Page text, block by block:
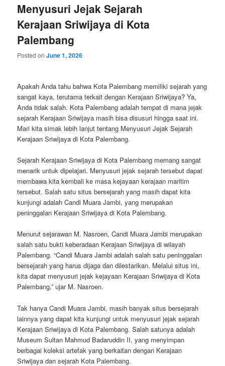
Menyusuri Jejak Sejarah
Kerajaan Sriwijaya di Kota
Palembang
Posted onJune 1, 2026
Apakah Anda tahu bahwa Kota Palembang memiliki sejarah yang
sangat kaya, terutama terkait dengan Kerajaan Sriwijaya? Ya,
Anda tidak salah. Kota Palembang adalah tempat di mana jejak
sejarah Kerajaan Sriwijaya masih bisa disusuri hingga saat ini.
Mari kita simak lebih lanjut tentang Menyusuri Jejak Sejarah
Kerajaan Sriwijaya di Kota Palembang.
Sejarah Kerajaan Sriwijaya di Kota Palembang memang sangat
menarik untuk dipelajari. Menyusuri jejak sejarah tersebut dapat
membawa kita kembali ke masa kejayaan kerajaan maritim
tersebut. Salah satu situs bersejarah yang masih dapat kita
kunjungi adalah Candi Muara Jambi, yang merupakan
peninggalan Kerajaan Sriwijaya di Kota Palembang.
Menurut sejarawan M. Nasroen, Candi Muara Jambi merupakan
salah satu bukti keberadaan Kerajaan Sriwijaya di wilayah
Palembang. “Candi Muara Jambi adalah salah satu peninggalan
bersejarah yang harus dijaga dan dilestarikan. Melalui situs ini,
kita dapat menyusuri jejak kejayaan Kerajaan Sriwijaya di Kota
Palembang,” ujar M. Nasroen.
Tak hanya Candi Muara Jambi, masih banyak situs bersejarah
lainnya yang dapat kita kunjungi untuk menyusuri jejak sejarah
Kerajaan Sriwijaya di Kota Palembang. Salah satunya adalah
Museum Sultan Mahmud Badaruddin II, yang menyimpan
berbagai koleksi artefak yang berkaitan dengan Kerajaan
Sriwijaya dan sejarah Kota Palembang.